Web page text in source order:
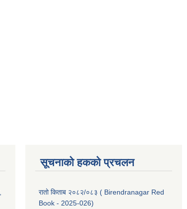
सूचनाको हकको प्रचलन
रातो किताब २०८२/०८३ ( Birendranagar Red
Book - 2025-026)